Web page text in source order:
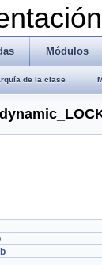
Módulos
de la clase